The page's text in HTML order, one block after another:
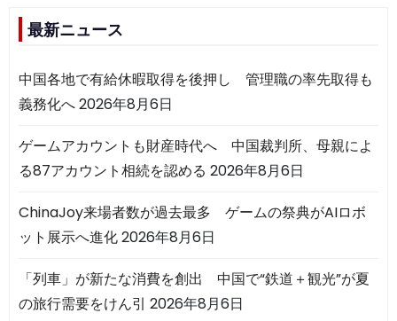
最新ニュース
中国各地で有給休暇取得を後押し 管理職の率先取得も
義務化へ2026年8月6日
ゲームアカウントも財産時代へ 中国裁判所、母親によ
る87アカウント相続を認める 2026年8月6日
ChinaJoy来場者数が過去最多 ゲームの祭典がAIロボ
ット展示へ進化2026年8月6日
「列車」が新たな消費を創出 中国で“鉄道＋観光”が夏
の旅行需要をけん引 2026年8月6日